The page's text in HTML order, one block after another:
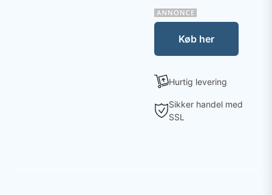
Køb her
Hurtig levering
Sikker handel med
SSL